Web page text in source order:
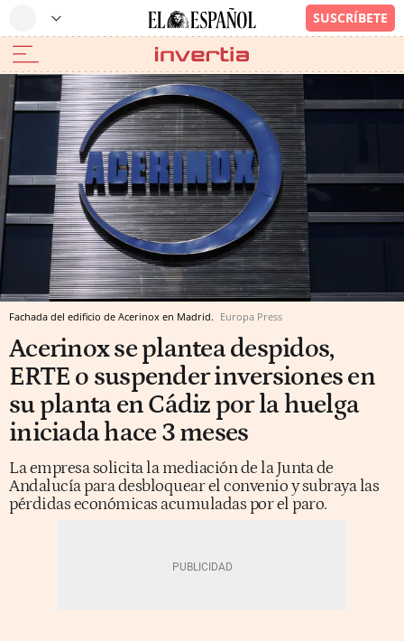
Fachada del edificio de Acerinox en Madrid. Europa Press
Acerinox se plantea despidos,
ERTE o suspender inversiones en
su planta en Cádiz por la huelga
iniciada hace 3 meses
La empresa solicita la mediación de la Junta de
Andalucía para desbloquear el convenio y subraya las
pérdidas económicas acumuladas por el paro.